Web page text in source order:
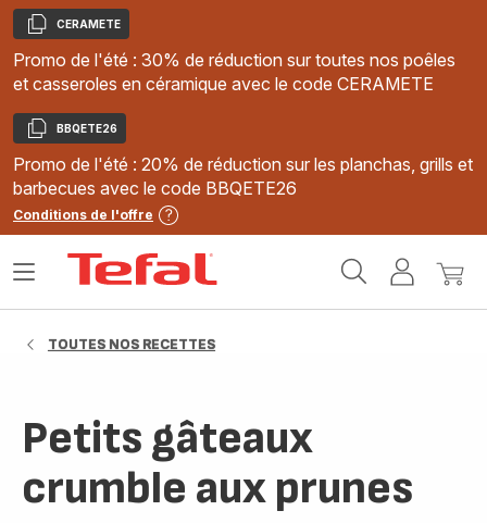
Copier
CERAMETE
Promo de l'été : 30% de réduction sur toutes nos poêles
et casseroles en céramique avec le code CERAMETE
Copier
BBQETE26
Promo de l'été : 20% de réduction sur les planchas, grills et
barbecues avec le code BBQETE26
Conditions de l'offre
MonMon
Ouvrir
TOUTES NOS RECETTES
Petits gâteaux
crumble aux prunes